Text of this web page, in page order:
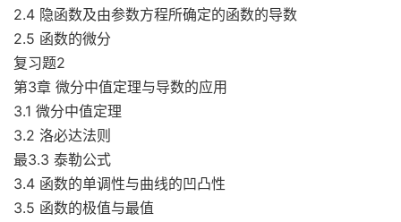
2.4 隐函数及由参数方程所确定的函数的导数
2.5 函数的微分
复习题2
第3章 微分中值定理与导数的应用
3.1 微分中值定理
3.2 洛必达法则
最3.3 泰勒公式
3.4 函数的单调性与曲线的凹凸性
3.5 函数的极值与最值